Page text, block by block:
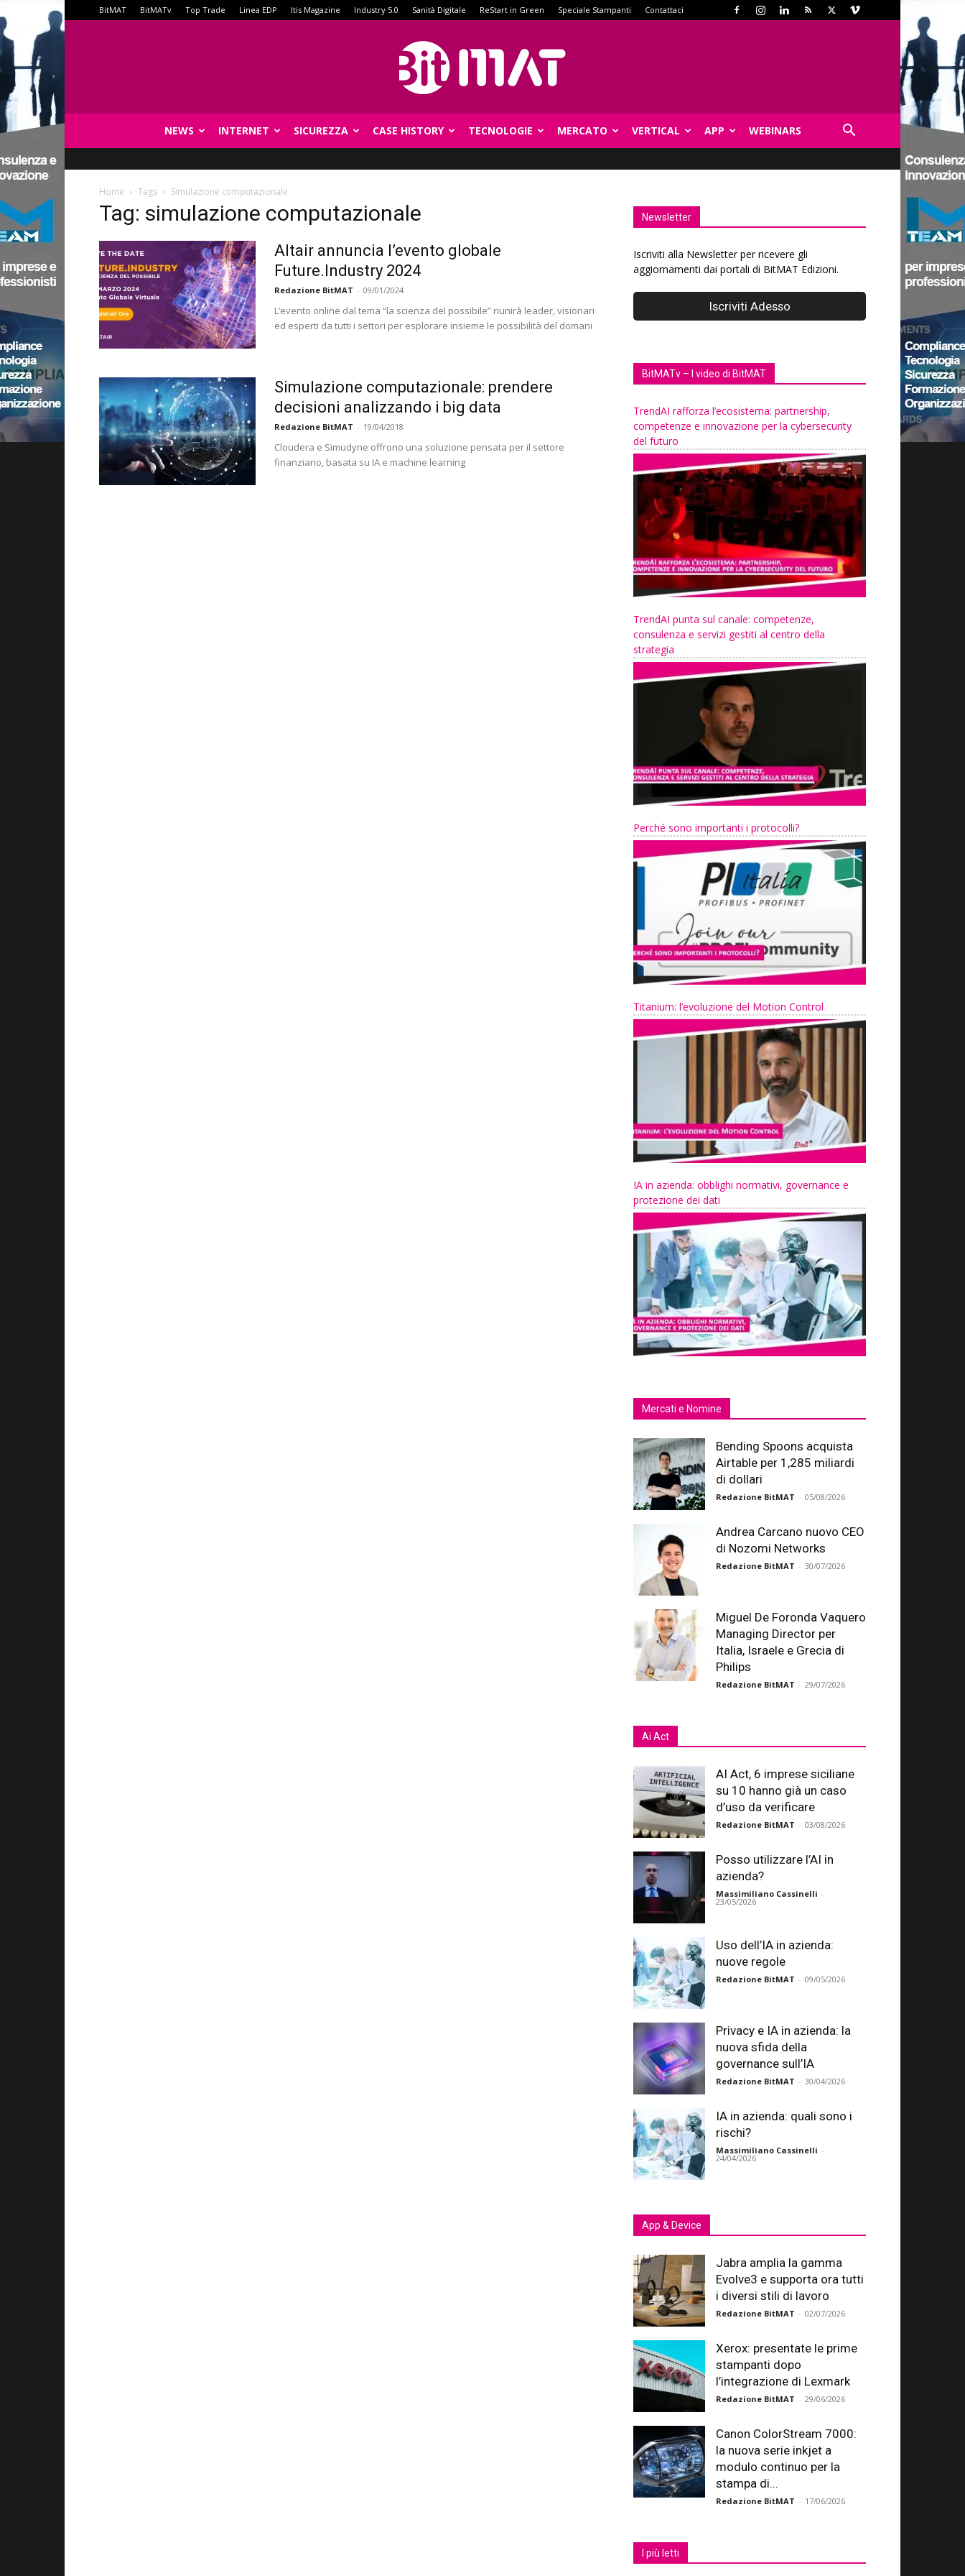
BitMAT BitMATv Top Trade Linea EDP Itis Magazine Industry 5.0 Sanità Digitale ReStart in Green Speciale Stampanti Contattaci
NEWS INTERNET SICUREZZA CASE HISTORY TECNOLOGIE MERCATO VERTICAL APP WEBINARS
Home Tags Simulazione computazionale
Tag: simulazione computazionale
Altair annuncia l’evento globale
Future.Industry 2024
Redazione BitMAT - 09/01/2024
L’evento online dal tema “la scienza del possibile” riunirà leader, visionari
ed esperti da tutti i settori per esplorare insieme le possibilità del domani
Simulazione computazionale: prendere
decisioni analizzando i big data
Redazione BitMAT - 19/04/2018
Cloudera e Simudyne offrono una soluzione pensata per il settore
finanziario, basata su IA e machine learning
Newsletter
Iscriviti alla Newsletter per ricevere gli
aggiornamenti dai portali di BitMAT Edizioni.
BitMATv – I video di BitMAT
TrendAI rafforza l’ecosistema: partnership,
competenze e innovazione per la cybersecurity
del futuro
TrendAI punta sul canale: competenze,
consulenza e servizi gestiti al centro della
strategia
Perché sono importanti i protocolli?
Titanium: l’evoluzione del Motion Control
IA in azienda: obblighi normativi, governance e
protezione dei dati
Mercati e Nomine
Bending Spoons acquista
Airtable per 1,285 miliardi
di dollari
Redazione BitMAT - 05/08/2026
Andrea Carcano nuovo CEO
di Nozomi Networks
Redazione BitMAT - 30/07/2026
Miguel De Foronda Vaquero
Managing Director per
Italia, Israele e Grecia di
Philips
Redazione BitMAT - 29/07/2026
Ai Act
AI Act, 6 imprese siciliane
su 10 hanno già un caso
d’uso da verificare
Redazione BitMAT - 03/08/2026
Posso utilizzare l’AI in
azienda?
Massimiliano Cassinelli -
23/05/2026
Uso dell’IA in azienda:
nuove regole
Redazione BitMAT - 09/05/2026
Privacy e IA in azienda: la
nuova sfida della
governance sull’IA
Redazione BitMAT - 30/04/2026
IA in azienda: quali sono i
rischi?
Massimiliano Cassinelli -
24/04/2026
App & Device
Jabra amplia la gamma
Evolve3 e supporta ora tutti
i diversi stili di lavoro
Redazione BitMAT - 02/07/2026
Xerox: presentate le prime
stampanti dopo
l’integrazione di Lexmark
Redazione BitMAT - 29/06/2026
Canon ColorStream 7000:
la nuova serie inkjet a
modulo continuo per la
stampa di...
Redazione BitMAT - 17/06/2026
I più letti